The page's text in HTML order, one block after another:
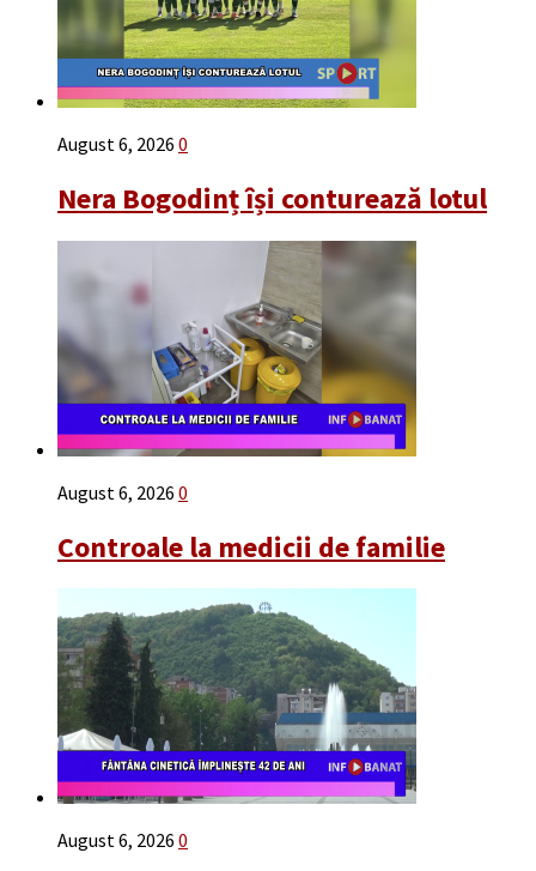
August 6, 2026 0
Nera Bogodinț își conturează lotul
August 6, 2026 0
Controale la medicii de familie
August 6, 2026 0